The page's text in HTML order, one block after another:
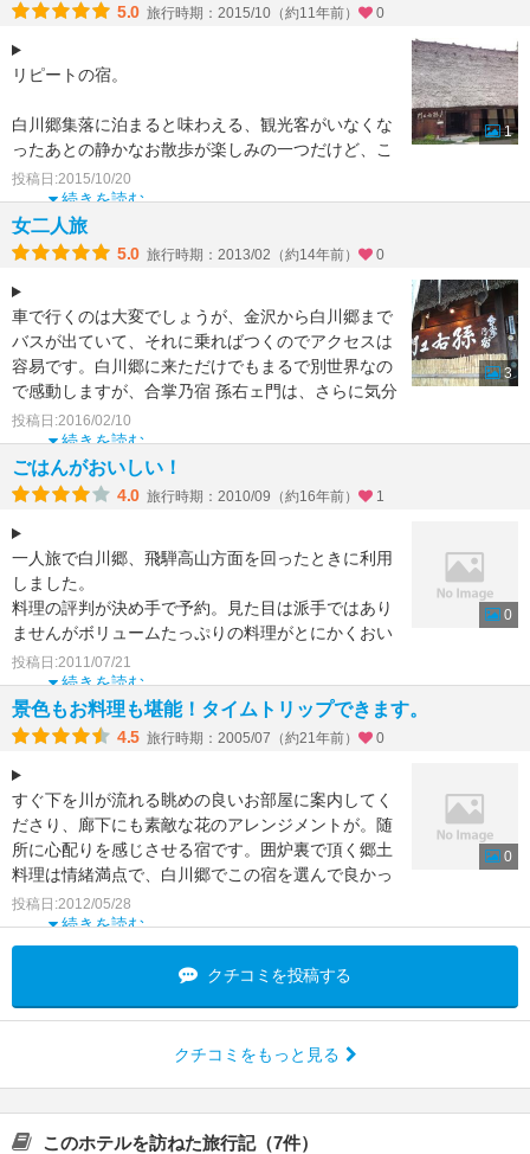
5.0 旅行時期：2015/10（約11年前） 0
リピートの宿。
白川郷集落に泊まると味わえる、観光客がいなくな
ったあとの静かなお散歩が楽しみの一つだけど、こ
こは合掌の家で囲炉裏のかおりがするお部屋や囲炉
裏を囲んだご飯が楽しめる宿。
古い
続きを読む
投稿日:2015/10/20
1
女二人旅
5.0 旅行時期：2013/02（約14年前） 0
車で行くのは大変でしょうが、金沢から白川郷まで
バスが出ていて、それに乗ればつくのでアクセスは
容易です。白川郷に来ただけでもまるで別世界なの
で感動しますが、合掌乃宿 孫右ェ門は、さらに気分
を高めてくれま
続きを読む
投稿日:2016/02/10
3
ごはんがおいしい！
4.0 旅行時期：2010/09（約16年前） 1
一人旅で白川郷、飛騨高山方面を回ったときに利用
しました。
料理の評判が決め手で予約。見た目は派手ではあり
ませんがボリュームたっぷりの料理がとにかくおい
しかったです。囲炉裏で焼いた鮎、飛騨牛、朴葉味
噌
続きを読む
投稿日:2011/07/21
0
景色もお料理も堪能！タイムトリップできます。
4.5 旅行時期：2005/07（約21年前） 0
すぐ下を川が流れる眺めの良いお部屋に案内してく
ださり、廊下にも素敵な花のアレンジメントが。随
所に心配りを感じさせる宿です。囲炉裏で頂く郷土
料理は情緒満点で、白川郷でこの宿を選んで良かっ
た！と心より思い
続きを読む
投稿日:2012/05/28
0
クチコミを投稿する
クチコミをもっと見る
このホテルを訪ねた旅行記（7件）